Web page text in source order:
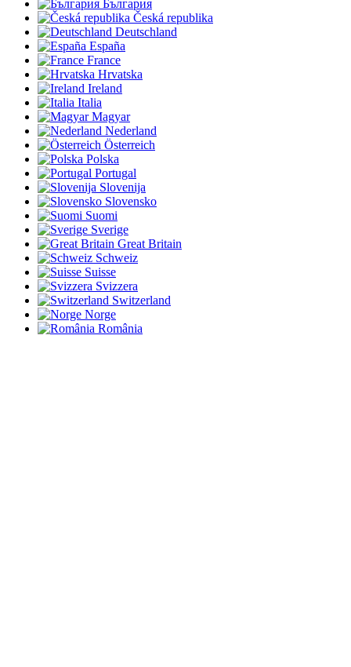
България
Česká republika
Deutschland
España
France
Hrvatska
Ireland
Italia
Magyar
Nederland
Österreich
Polska
Portugal
Slovenija
Slovensko
Suomi
Sverige
Great Britain
Schweiz
Suisse
Svizzera
Switzerland
Norge
România